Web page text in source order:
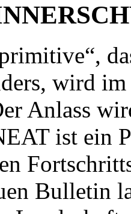
wird
Anlass
ist ein
Bulletin